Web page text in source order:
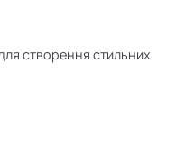
створення стильних